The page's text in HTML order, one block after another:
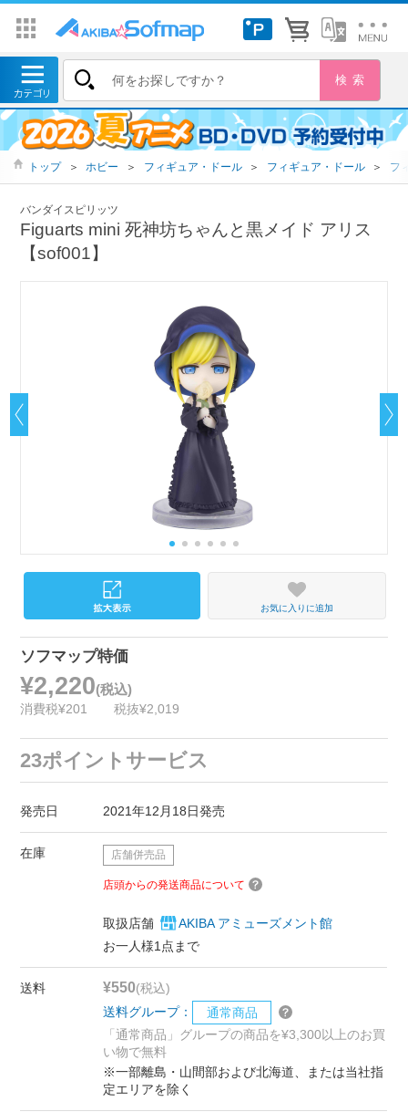
トップ ＞ ホビー ＞ フィギュア・ドール ＞ フィギュア・ドール ＞ フ
バンダイスピリッツ
Figuarts mini 死神坊ちゃんと黒メイド アリス
【sof001】
お気に入りに追加
ソフマップ特価
¥2,220(税込)
消費税¥201 税抜¥2,019
23ポイントサービス
発売日 2021年12月18日発売
在庫 店舗併売品
店頭からの発送商品について
取扱店舗
AKIBA アミューズメント館
お一人様1点まで
送料 ¥550(税込)
送料グループ：
通常商品
「通常商品」グループの商品を¥3,300以上のお買
い物で無料
※一部離島・山間部および北海道、または当社指
定エリアを除く